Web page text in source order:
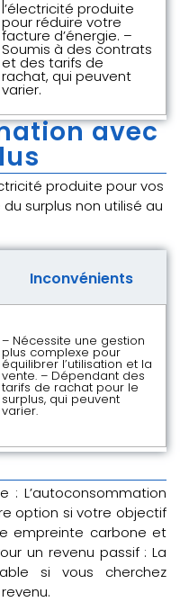
l’électricité produite
pour réduire votre
facture d’énergie. –
Soumis à des contrats
et des tarifs de
rachat, qui peuvent
varier.
avec
produite pour vos
surplus non utilisé au
Inconvénients
– Nécessite une gestion
plus complexe pour
équilibrer l’utilisation et la
vente. – Dépendant des
tarifs de rachat pour le
surplus, qui peuvent
varier.
: L’autoconsommation
option si votre objectif
empreinte carbone et
un revenu passif : La
si vous cherchez